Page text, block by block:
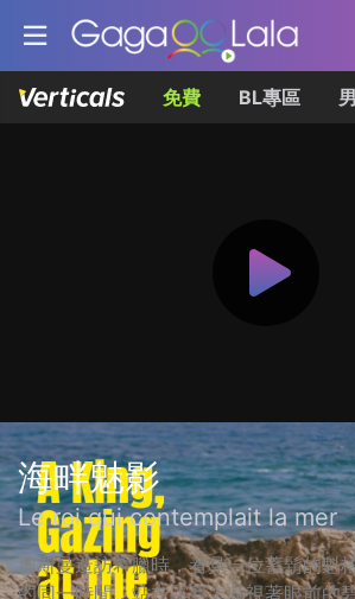
免費 BL專區
海畔魅影
Le roi qui contemplait la mer
奧斯曼造訪希臘時，看見一位蓄鬍的魁
的同一時間，站在露臺上凝視著眼前的